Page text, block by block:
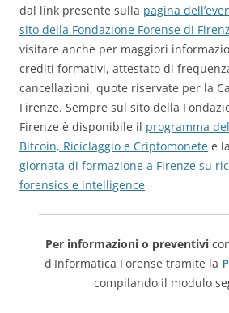
dal link presente sulla pagina
sito della Fondazione Forense di
visitare anche per maggiori
crediti formativi, attestato di
cancellazioni, quote riservate per la
Firenze. Sempre sul sito della
Firenze è disponibile il programma
Bitcoin, Riciclaggio e Criptomonete e la
giornata di formazione a Firenze su
forensics e intelligence
Per informazioni o preventivi
d'Informatica Forense tramite la
compilando il modulo